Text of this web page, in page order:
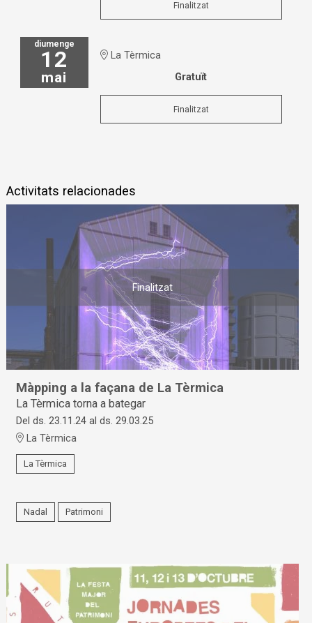
Finalitzat
diumenge
12
mai
La Tèrmica
Gratuït
Finalitzat
Activitats relacionades
Finalitzat
Màpping a la façana de La Tèrmica
La Tèrmica torna a bategar
Del ds. 23.11.24 al ds. 29.03.25
La Tèrmica
La Tèrmica
Nadal Patrimoni